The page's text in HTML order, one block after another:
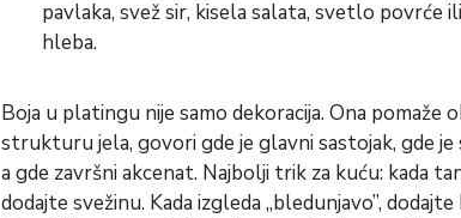
pavlaka, svež sir, kisela salata, svetlo povrće
hleba.
Boja u platingu nije samo dekoracija. Ona pomaže
strukturu jela, govori gde je glavni sastojak, gde je
a gde završni akcenat. Najbolji trik za kuću: kada
dodajte svežinu. Kada izgleda „bledunjavo”,